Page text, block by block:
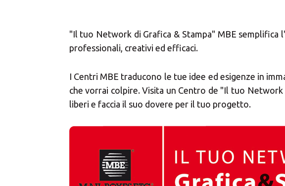
"Il tuo Network di Grafica & Stampa" MBE
professionali, creativi ed efficaci.
I Centri MBE traducono le tue idee ed esigenze in
che vorrai colpire. Visita un Centro de "Il tuo
liberi e faccia il suo dovere per il tuo progetto.